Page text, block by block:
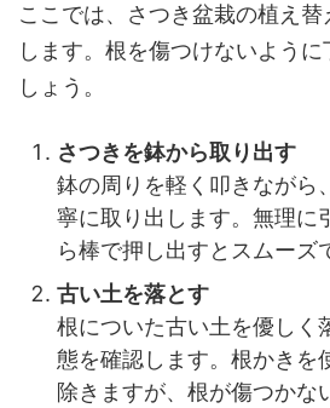
ここでは、さつき盆栽の植え
します。根を傷つけないよう
しょう。
さつきを鉢から取り出す
鉢の周りを軽く叩きながら
寧に取り出します。無理に
ら棒で押し出すとスムーズ
古い土を落とす
根についた古い土を優しく
態を確認します。根かきを
除きますが、根が傷つかな